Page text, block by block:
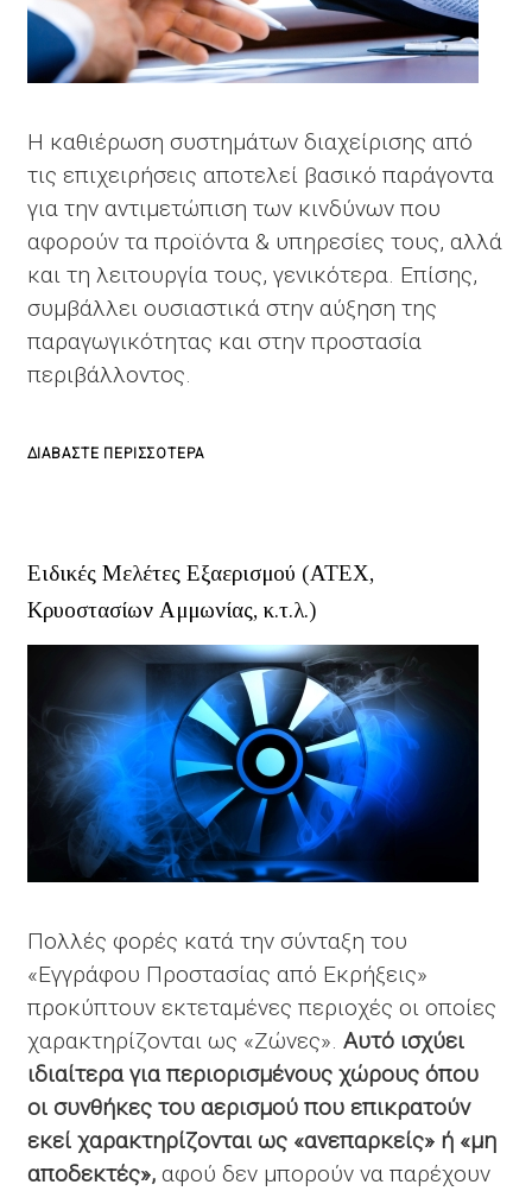
H καθιέρωση συστημάτων διαχείρισης από
τις επιχειρήσεις αποτελεί βασικό παράγοντα
για την αντιμετώπιση των κινδύνων που
αφορούν τα προϊόντα & υπηρεσίες τους, αλλά
και τη λειτουργία τους, γενικότερα. Επίσης,
συμβάλλει ουσιαστικά στην αύξηση της
παραγωγικότητας και στην προστασία
περιβάλλοντος.
ΔΙΑΒΆΣΤΕ ΠΕΡΙΣΣΌΤΕΡΑ
(ISO)
Ειδικές Μελέτες Εξαερισμού (ΑΤΕΧ,
Κρυοστασίων Αμμωνίας, κ.τ.λ.)
Πολλές φορές κατά την σύνταξη του
«Εγγράφου Προστασίας από Εκρήξεις»
προκύπτουν εκτεταμένες περιοχές οι οποίες
χαρακτηρίζονται ως «Ζώνες». Αυτό ισχύει
ιδιαίτερα για περιορισμένους χώρους όπου
οι συνθήκες του αερισμού που επικρατούν
εκεί χαρακτηρίζονται ως «ανεπαρκείς» ή «μη
αποδεκτές»,αφού δεν μπορούν να παρέχουν